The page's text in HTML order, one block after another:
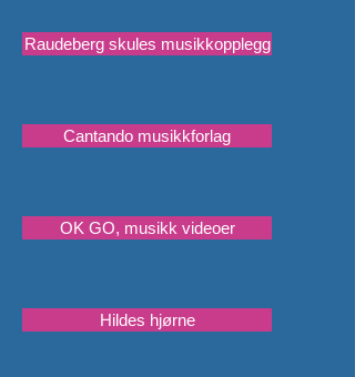
Raudeberg skules musikkopplegg
Cantando musikkforlag
OK GO, musikk videoer
Hildes hjørne